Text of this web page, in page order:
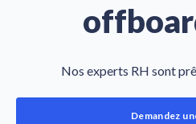
Nos experts RH sont
Demandez